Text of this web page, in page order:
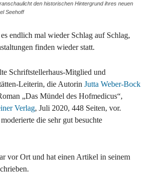
den historischen Hintergrund ihres neuen
Seehoff
endlich mal wieder Schlag auf Schlag,
finden wieder statt.
Schriftstellerhaus-Mitglied und
Leiterin, die Autorin Jutta Weber-Bock
„Das Mündel des Hofmedicus“,
Verlag, Juli 2020, 448 Seiten, vor.
die sehr gut besuchte
vor Ort und hat einen Artikel in seinem